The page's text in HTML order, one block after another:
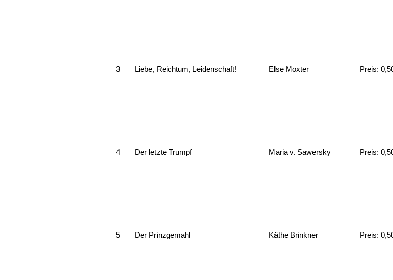
3 Liebe, Reichtum, Leidenschaft! Else Moxter Preis:
4 Der letzte Trumpf Maria v. Sawersky Preis:
5 Der Prinzgemahl Käthe Brinkner Preis: